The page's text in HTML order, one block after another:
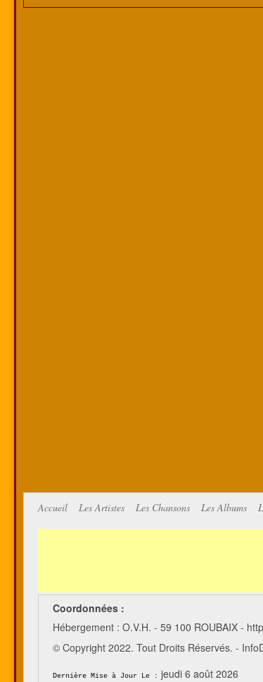
Accueil Les Artistes Les Chansons Les Albums
Coordonnées :
Hébergement : O.V.H. - 59 100 ROUBAIX -
© Copyright 2022. Tout Droits Réservés. -
Dernière Mise à Jour Le : jeudi 6 août 2026